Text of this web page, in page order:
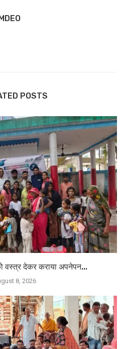
POSTS
वस्त्र देकर कराया अपनेपन...
8, 2026